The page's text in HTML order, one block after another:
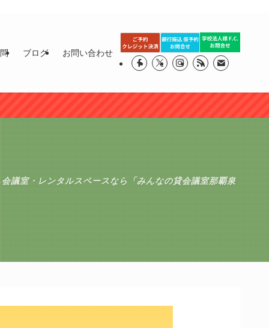
ブログ お問い合わせ
議室・レンタルスペースなら「みんなの貸会議室那覇泉